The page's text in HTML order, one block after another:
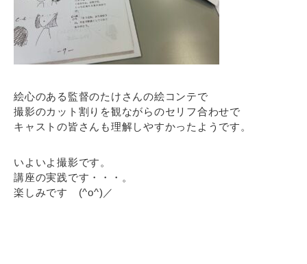
絵心のある監督のたけさんの絵コンテで
撮影のカット割りを観ながらのセリフ合わせで
キャストの皆さんも理解しやすかったようです。
いよいよ撮影です。
講座の実践です・・・。
楽しみです (^o^)／